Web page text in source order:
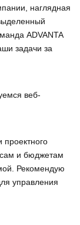
наглядная
ADVANTA
задачи за
веб-
проектного
и бюджетам
Рекомендую
управления